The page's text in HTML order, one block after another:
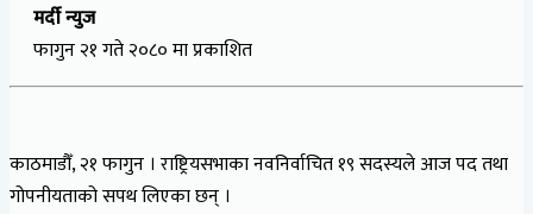
मर्दी न्युज
फागुन २१ गते २०८० मा प्रकाशित
काठमाडौँ, २१ फागुन । राष्ट्रियसभाका नवनिर्वाचित १९ सदस्यले आज पद तथा
गोपनीयताको सपथ लिएका छन् ।